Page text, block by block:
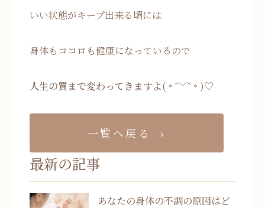
いい状態がキープ出来る頃には
身体もココロも健康になっているので
人生の質まで変わってきますよ(﹡ˆ﹀ˆ﹡)♡
一覧へ戻る
最新の記事
あなたの身体の不調の原因はど